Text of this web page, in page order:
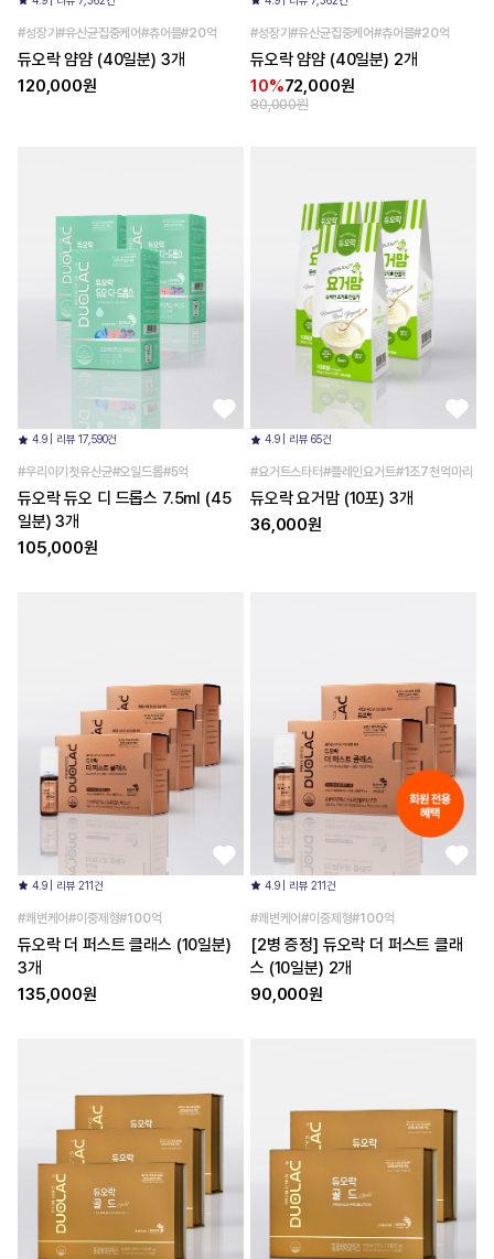
#성장기#유산균집중케어#츄어블#20억
듀오락 얌얌 (40일분) 3개
120,000원
#성장기#유산균집중케어#츄어블#20억
듀오락 얌얌 (40일분) 2개
10%72,000원
80,000원
4.9 | 리뷰 17,590건
#우리아기첫유산균#오일드롭#5억
듀오락 듀오 디 드롭스 7.5ml (45
일분) 3개
105,000원
4.9 | 리뷰 65건
#요거트스타터#플레인요거트#1조7천억마리
듀오락 요거맘 (10포) 3개
36,000원
4.9 | 리뷰 211건
#쾌변케어#이중제형#100억
듀오락 더 퍼스트 클래스 (10일분)
3개
135,000원
4.9 | 리뷰 211건
#쾌변케어#이중제형#100억
[2병 증정] 듀오락 더 퍼스트 클래
스 (10일분) 2개
90,000원